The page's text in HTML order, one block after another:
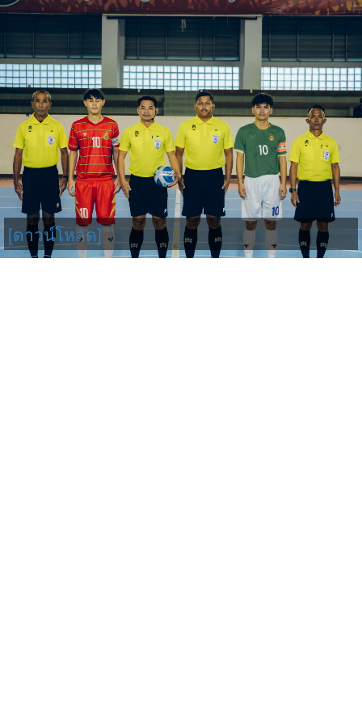
[ดาวน์โหลด]